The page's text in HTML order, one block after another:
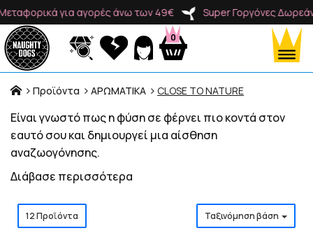
για αγορές άνω των 49€ Super Γοργόνες Δωρεάν
0
Προϊόντα
Κατηγορίες
Brands
Προϊόντα ΑΡΩΜΑΤΙΚΑ CLOSE TO NATURE
Είναι γνωστό πως η φύση σε φέρνει πιο κοντά στον
εαυτό σου και δημιουργεί μια αίσθηση
αναζωογόνησης.
Διάβασε περισσότερα
12 Προϊόντα Ταξινόμηση βάση